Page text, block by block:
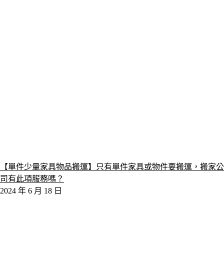
【單件少量家具物品搬運】只有單件家具或物件要搬運，搬家公
司有此項服務嗎？
2024 年 6 月 18 日